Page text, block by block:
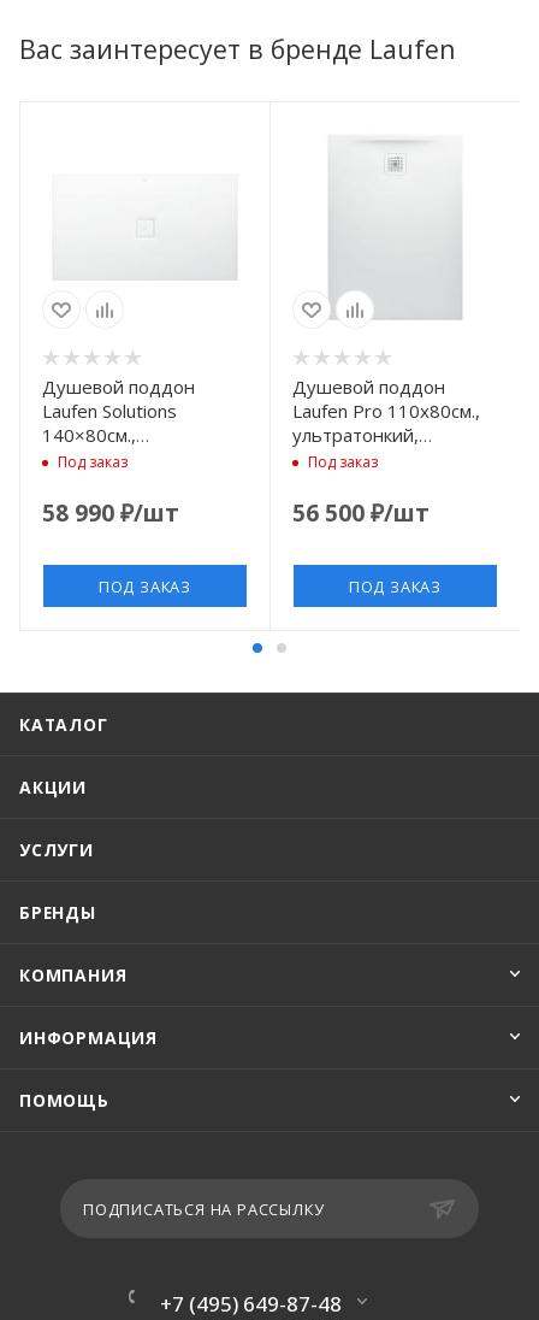
Вас заинтересует в бренде Laufen
Душевой поддон
Laufen Solutions
140×80см.,
ультратонкий,
Marbond®, цвет: белый
Под заказ
58 990₽/шт
ПОД ЗАКАЗ
Душевой поддон
Laufen Pro 110x80см.,
ультратонкий,
прямоугольный,
матовый
Под заказ
56 500₽/шт
ПОД ЗАКАЗ
КАТАЛОГ
АКЦИИ
УСЛУГИ
БРЕНДЫ
КОМПАНИЯ
ИНФОРМАЦИЯ
ПОМОЩЬ
ПОДПИСАТЬСЯ НА РАССЫЛКУ
+7 (495) 649-87-48